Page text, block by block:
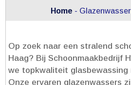
Home -
Op zoek naar een stralend
Haag? Bij Schoonmaakbedrijf
we topkwaliteit glasbewassing
Onze ervaren glazenwassers